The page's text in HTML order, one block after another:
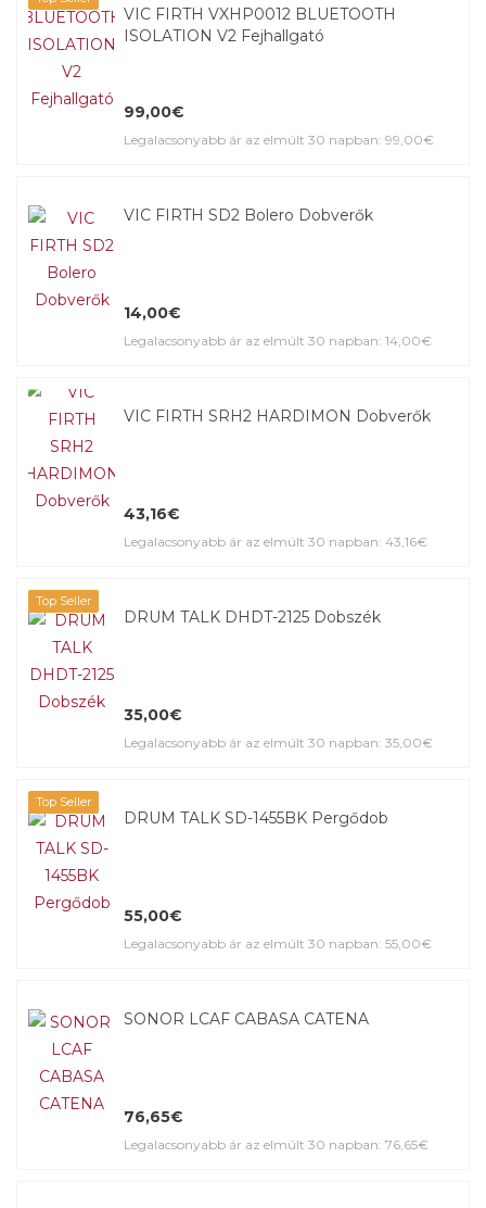
VIC FIRTH VXHP0012 BLUETOOTH
ISOLATION V2 Fejhallgató
99,00€
Legalacsonyabb ár az elmúlt 30 napban: 99,00€
VIC FIRTH SD2 Bolero Dobverők
14,00€
Legalacsonyabb ár az elmúlt 30 napban: 14,00€
VIC FIRTH SRH2 HARDIMON Dobverők
43,16€
Legalacsonyabb ár az elmúlt 30 napban: 43,16€
Top Seller
DRUM TALK DHDT-2125 Dobszék
35,00€
Legalacsonyabb ár az elmúlt 30 napban: 35,00€
Top Seller
DRUM TALK SD-1455BK Pergődob
55,00€
Legalacsonyabb ár az elmúlt 30 napban: 55,00€
SONOR LCAF CABASA CATENA
76,65€
Legalacsonyabb ár az elmúlt 30 napban: 76,65€